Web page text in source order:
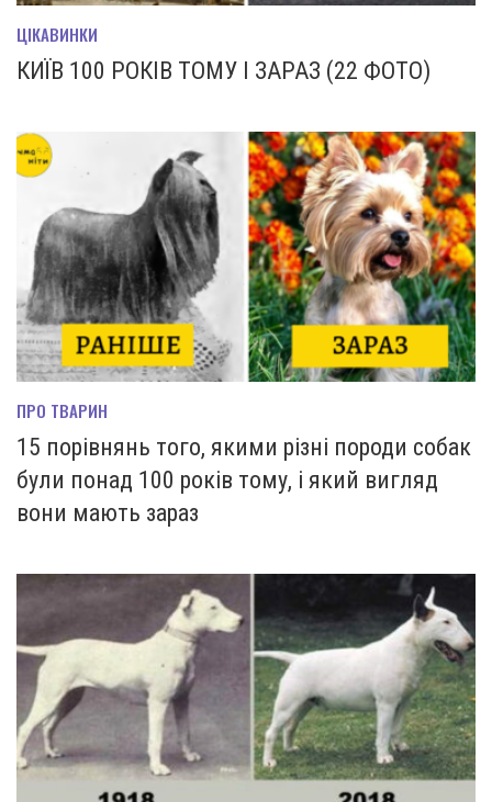
ЦІКАВИНКИ
КИЇВ 100 РОКІВ ТОМУ І ЗАРАЗ (22 ФОТО)
ПРО ТВАРИН
15 порівнянь того, якими різні породи собак
були понад 100 років тому, і який вигляд
вони мають зараз